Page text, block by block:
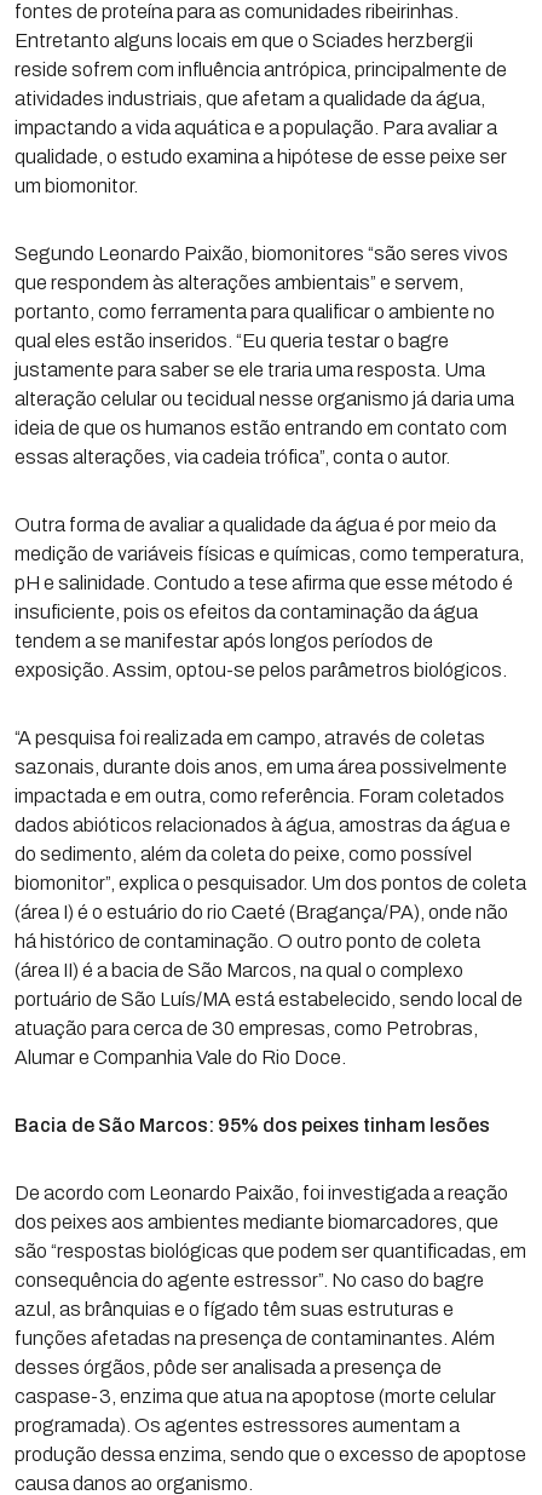
fontes de proteína para as comunidades ribeirinhas.
Entretanto alguns locais em que o Sciades herzbergii
reside sofrem com influência antrópica, principalmente de
atividades industriais, que afetam a qualidade da água,
impactando a vida aquática e a população. Para avaliar a
qualidade, o estudo examina a hipótese de esse peixe ser
um biomonitor.
Segundo Leonardo Paixão, biomonitores “são seres vivos
que respondem às alterações ambientais” e servem,
portanto, como ferramenta para qualificar o ambiente no
qual eles estão inseridos. “Eu queria testar o bagre
justamente para saber se ele traria uma resposta. Uma
alteração celular ou tecidual nesse organismo já daria uma
ideia de que os humanos estão entrando em contato com
essas alterações, via cadeia trófica”, conta o autor.
Outra forma de avaliar a qualidade da água é por meio da
medição de variáveis físicas e químicas, como temperatura,
pH e salinidade. Contudo a tese afirma que esse método é
insuficiente, pois os efeitos da contaminação da água
tendem a se manifestar após longos períodos de
exposição. Assim, optou-se pelos parâmetros biológicos.
“A pesquisa foi realizada em campo, através de coletas
sazonais, durante dois anos, em uma área possivelmente
impactada e em outra, como referência. Foram coletados
dados abióticos relacionados à água, amostras da água e
do sedimento, além da coleta do peixe, como possível
biomonitor”, explica o pesquisador. Um dos pontos de coleta
(área I) é o estuário do rio Caeté (Bragança/PA), onde não
há histórico de contaminação. O outro ponto de coleta
(área II) é a bacia de São Marcos, na qual o complexo
portuário de São Luís/MA está estabelecido, sendo local de
atuação para cerca de 30 empresas, como Petrobras,
Alumar e Companhia Vale do Rio Doce.
Bacia de São Marcos: 95% dos peixes tinham lesões
De acordo com Leonardo Paixão, foi investigada a reação
dos peixes aos ambientes mediante biomarcadores, que
são “respostas biológicas que podem ser quantificadas, em
consequência do agente estressor”. No caso do bagre
azul, as brânquias e o fígado têm suas estruturas e
funções afetadas na presença de contaminantes. Além
desses órgãos, pôde ser analisada a presença de
caspase-3, enzima que atua na apoptose (morte celular
programada). Os agentes estressores aumentam a
produção dessa enzima, sendo que o excesso de apoptose
causa danos ao organismo.